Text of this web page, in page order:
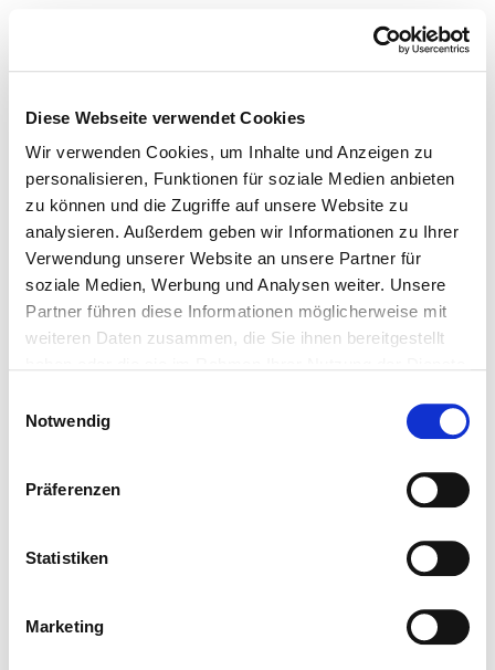
Diese Webseite verwendet Cookies
Wir verwenden Cookies, um Inhalte und Anzeigen zu
personalisieren, Funktionen für soziale Medien anbieten
zu können und die Zugriffe auf unsere Website zu
analysieren. Außerdem geben wir Informationen zu Ihrer
Verwendung unserer Website an unsere Partner für
soziale Medien, Werbung und Analysen weiter. Unsere
Partner führen diese Informationen möglicherweise mit
weiteren Daten zusammen, die Sie ihnen bereitgestellt
Notwendig
Präferenzen
Statistiken
Marketing